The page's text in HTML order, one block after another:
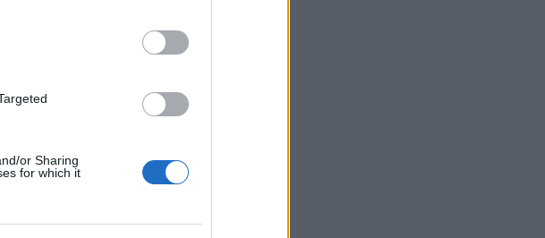
or Sharing
for which it